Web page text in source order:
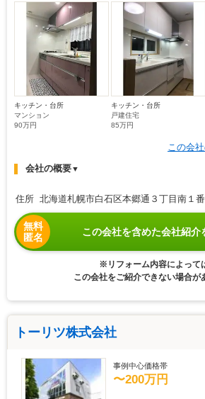
キッチン・台所
マンション
90万円
キッチン・台所
戸建住宅
85万円
この会
会社の概要▼
住所 北海道札幌市白石区本郷通３丁目南１
無料
匿名
この会社を含めた会社紹介
※リフォーム内容によって
この会社をご紹介できない場合が
トーリツ株式会社
事例中心価格帯
〜200万円